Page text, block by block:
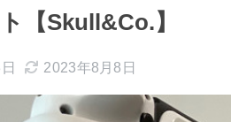
【Skull&Co.】
2023年8月8日